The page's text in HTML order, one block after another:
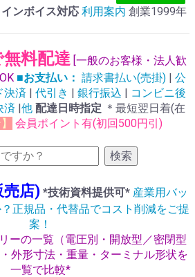
インボイス対応 利用案内 創業1999年
料配達 [一般のお客様・法人歓
■お支払い： 請求書払い(売掛) | 公
決済 | 代引き | 銀行振込 | コンビニ後
済 |他 配達日時指定 ＊最短翌日着(在
会員ポイント有(初回500円引)
検索
売店) *技術資料提供可* 産業用バッ
正規品・代替品でコスト削減をご提
案！
ーの一覧（電圧別・開放型／密閉型
外形寸法・重量・ターミナル形状を
一覧で比較*